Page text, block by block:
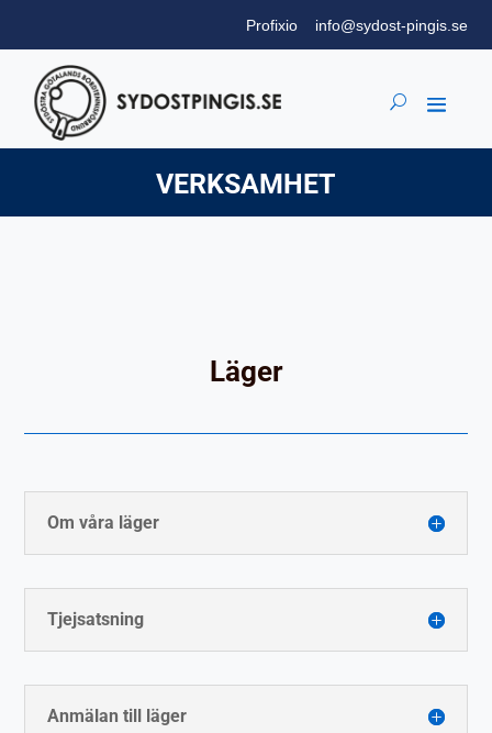
Profixio info@sydost-pingis.se
VERKSAMHET
Läger
Om våra läger
Tjejsatsning
Anmälan till läger